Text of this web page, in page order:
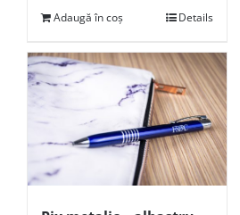
Adaugă în coș Details